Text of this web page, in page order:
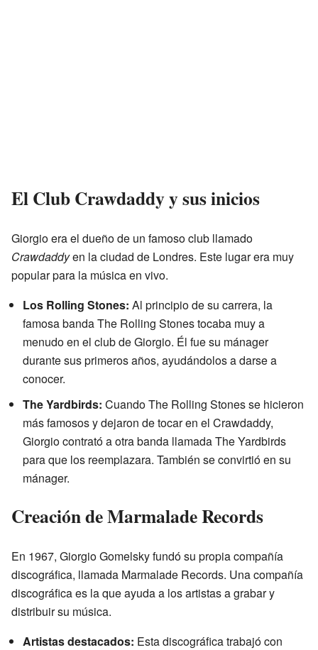
El Club Crawdaddy y sus inicios
Giorgio era el dueño de un famoso club llamado
Crawdaddyen la ciudad de Londres. Este lugar era muy
popular para la música en vivo.
Los Rolling Stones: Al principio de su carrera, la
famosa banda The Rolling Stones tocaba muy a
menudo en el club de Giorgio. Él fue su mánager
durante sus primeros años, ayudándolos a darse a
conocer.
The Yardbirds: Cuando The Rolling Stones se hicieron
más famosos y dejaron de tocar en el Crawdaddy,
Giorgio contrató a otra banda llamada The Yardbirds
para que los reemplazara. También se convirtió en su
mánager.
Creación de Marmalade Records
En 1967, Giorgio Gomelsky fundó su propia compañía
discográfica, llamada Marmalade Records. Una compañía
discográfica es la que ayuda a los artistas a grabar y
distribuir su música.
Artistas destacados: Esta discográfica trabajó con